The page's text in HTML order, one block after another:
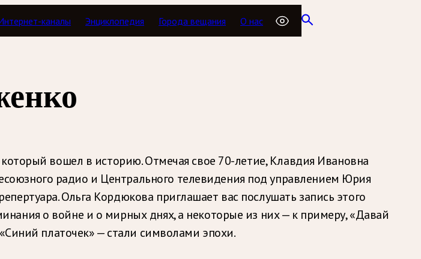
каналы Энциклопедия Города вещания О нас
вошел в историю. Отмечая свое 70-летие, Клавдия Ивановна
радио и Центрального телевидения под управлением Юрия
Ольга Кордюкова приглашает вас послушать запись этого
о войне и о мирных днях, а некоторые из них — к примеру, «Давай
платочек» — стали символами эпохи.